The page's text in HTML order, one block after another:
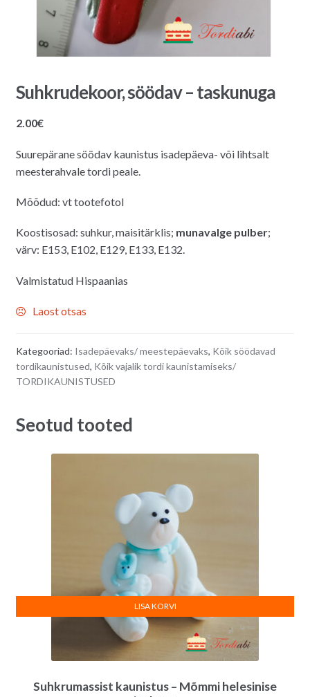
Suhkrudekoor, söödav – taskunuga
2.00€
Suurepärane söödav kaunistus isadepäeva- või lihtsalt
meesterahvale tordi peale.
Mõõdud: vt tootefotol
Koostisosad: suhkur, maisitärklis; munavalge pulber;
värv: E153, E102, E129, E133, E132.
Valmistatud Hispaanias
Laost otsas
Kategooriad: Isadepäevaks/ meestepäevaks, Kõik söödavad
tordikaunistused, Kõik vajalik tordi kaunistamiseks/
TORDIKAUNISTUSED
Seotud tooted
Suhkrumassist kaunistus – Mõmmi helesinise
LISA KORVI